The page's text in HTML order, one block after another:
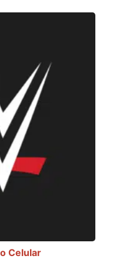
Celular